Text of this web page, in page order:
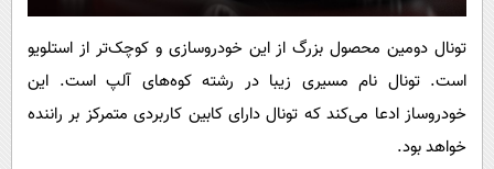
تونال دومین محصول بزرگ از این خودروسازی و کوچک‌تر از استلویو
است. تونال نام مسیری زیبا در رشته کوه‌های آلپ است. این
خودروساز ادعا می‌کند که تونال دارای کابین کاربردی متمرکز بر راننده
خواهد بود.